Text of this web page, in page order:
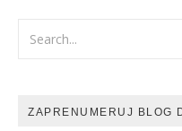
ZAPRENUMERUJ BLOG